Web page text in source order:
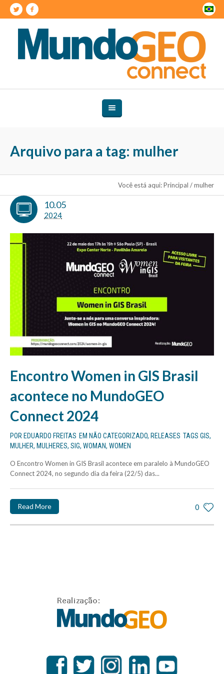
Arquivo para a tag: mulher
Você está aqui:Principal /mulher
10.05
2024
Encontro Women in GIS Brasil
acontece no MundoGEO
Connect 2024
POR EDUARDO FREITAS EM NÃO CATEGORIZADO, RELEASES TAGS GIS,
MULHER, MULHERES, SIG, WOMAN, WOMEN
O Encontro Women in GIS Brasil acontece em paralelo à MundoGEO
Connect 2024, no segundo dia da feira (22/5) das...
0
Read More